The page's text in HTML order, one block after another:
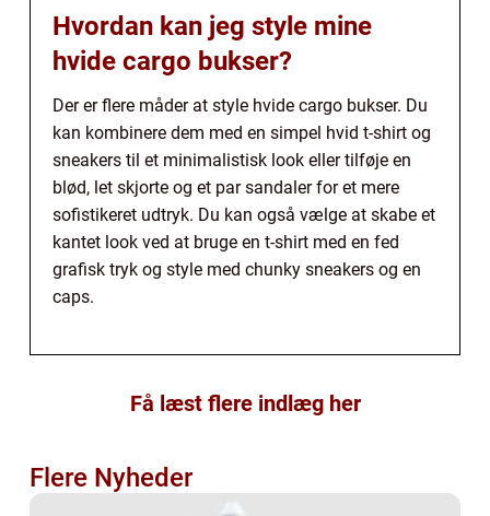
Hvordan kan jeg style mine
hvide cargo bukser?
Der er flere måder at style hvide cargo bukser. Du
kan kombinere dem med en simpel hvid t-shirt og
sneakers til et minimalistisk look eller tilføje en
blød, let skjorte og et par sandaler for et mere
sofistikeret udtryk. Du kan også vælge at skabe et
kantet look ved at bruge en t-shirt med en fed
grafisk tryk og style med chunky sneakers og en
caps.
Få læst flere indlæg her
Flere Nyheder